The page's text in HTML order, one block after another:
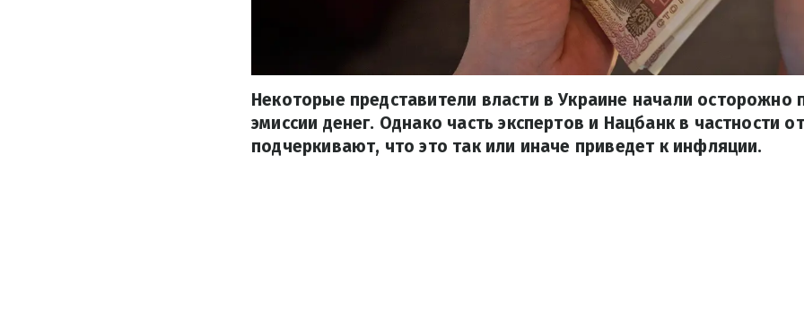
Некоторые представители власти в Украине начали осторожно
эмиссии денег. Однако часть экспертов и Нацбанк в частности
подчеркивают, что это так или иначе приведет к инфляции.